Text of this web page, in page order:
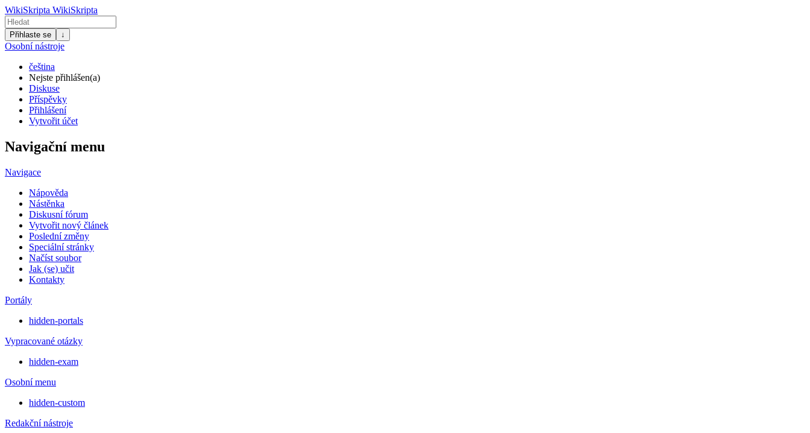
WikiSkripta WikiSkripta
Přihlaste se ↓
Osobní nástroje
čeština
Nejste přihlášen(a)
Diskuse
Příspěvky
Přihlášení
Vytvořit účet
Navigační menu
Navigace
Nápověda
Nástěnka
Diskusní fórum
Vytvořit nový článek
Poslední změny
Speciální stránky
Načíst soubor
Jak (se) učit
Kontakty
Portály
hidden-portals
Vypracované otázky
hidden-exam
Osobní menu
hidden-custom
Redakční nástroje